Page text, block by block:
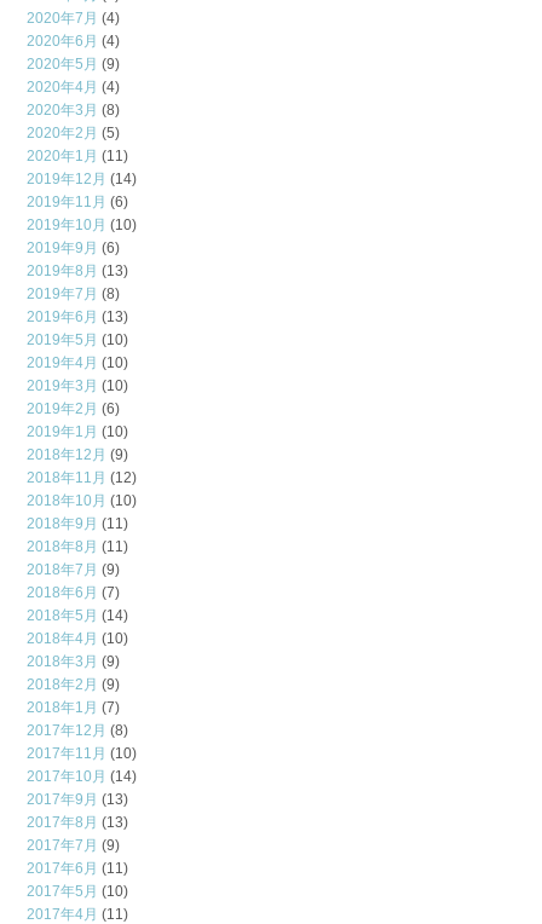
2020年7月 (4)
2020年6月 (4)
2020年5月 (9)
2020年4月 (4)
2020年3月 (8)
2020年2月 (5)
2020年1月 (11)
2019年12月 (14)
2019年11月 (6)
2019年10月 (10)
2019年9月 (6)
2019年8月 (13)
2019年7月 (8)
2019年6月 (13)
2019年5月 (10)
2019年4月 (10)
2019年3月 (10)
2019年2月 (6)
2019年1月 (10)
2018年12月 (9)
2018年11月 (12)
2018年10月 (10)
2018年9月 (11)
2018年8月 (11)
2018年7月 (9)
2018年6月 (7)
2018年5月 (14)
2018年4月 (10)
2018年3月 (9)
2018年2月 (9)
2018年1月 (7)
2017年12月 (8)
2017年11月 (10)
2017年10月 (14)
2017年9月 (13)
2017年8月 (13)
2017年7月 (9)
2017年6月 (11)
2017年5月 (10)
2017年4月 (11)